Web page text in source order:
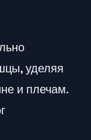
уделяя
и плечам.